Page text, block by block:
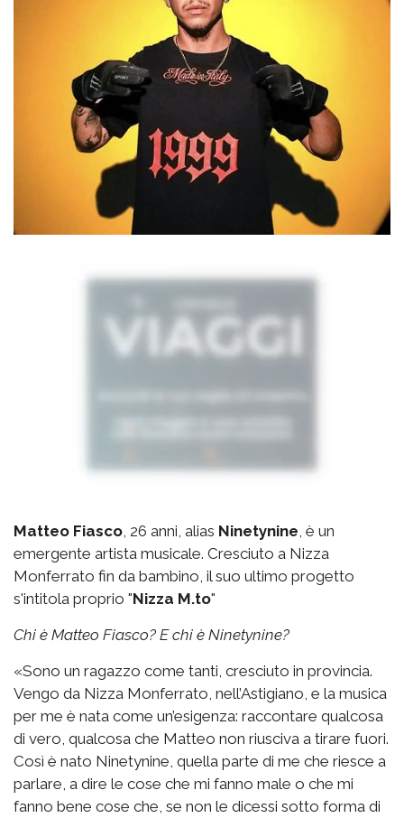
Matteo Fiasco , 26 anni, alias Ninetynine , è un
emergente artista musicale. Cresciuto a Nizza
Monferrato fin da bambino, il suo ultimo progetto
s'intitola proprio "Nizza M.to"
Chi è Matteo Fiasco? E chi è Ninetynine?
«Sono un ragazzo come tanti, cresciuto in provincia.
Vengo da Nizza Monferrato, nell’Astigiano, e la musica
per me è nata come un’esigenza: raccontare qualcosa
di vero, qualcosa che Matteo non riusciva a tirare fuori.
Così è nato Ninetynine, quella parte di me che riesce a
parlare, a dire le cose che mi fanno male o che mi
fanno bene cose che, se non le dicessi sotto forma di